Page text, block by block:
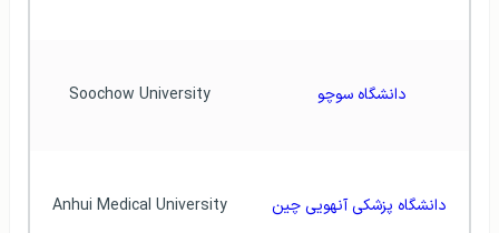
دانشگاه سوچو Soochow University
دانشگاه پزشکی آنهویی چین Anhui Medical University